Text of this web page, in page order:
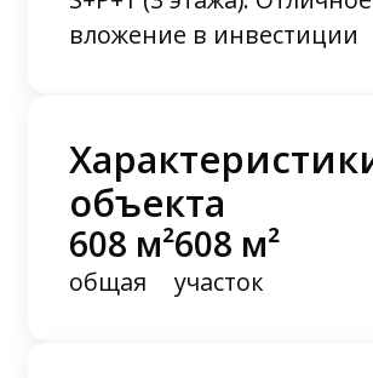
вложение в инвестиции
объекта
608 м²
общая
608 м²
участок